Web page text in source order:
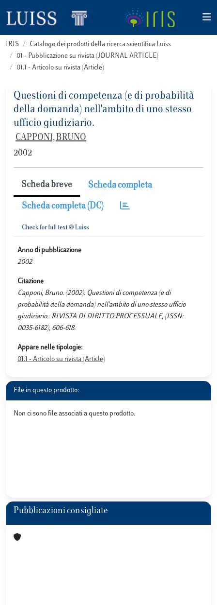
IRIS
Catalogo dei prodotti della ricerca scientifica Luiss
01 - Pubblicazione su rivista (JOURNAL ARTICLE)
01.1 - Articolo su rivista (Article)
Questioni di competenza (e di probabilità
della domanda) nell'ambito di uno stesso
ufficio giudiziario.
CAPPONI, BRUNO
2002
Scheda breve Scheda completa
Scheda completa (DC)
Anno di pubblicazione
2002
Citazione
Capponi, Bruno. (2002). Questioni di competenza (e di
probabilità della domanda) nell'ambito di uno stesso ufficio
giudiziario.. RIVISTA DI DIRITTO PROCESSUALE, (ISSN:
0035-6182), 606-618.
Appare nelle tipologie:
01.1 - Articolo su rivista (Article)
File in questo prodotto:
Non ci sono file associati a questo prodotto.
Pubblicazioni consigliate